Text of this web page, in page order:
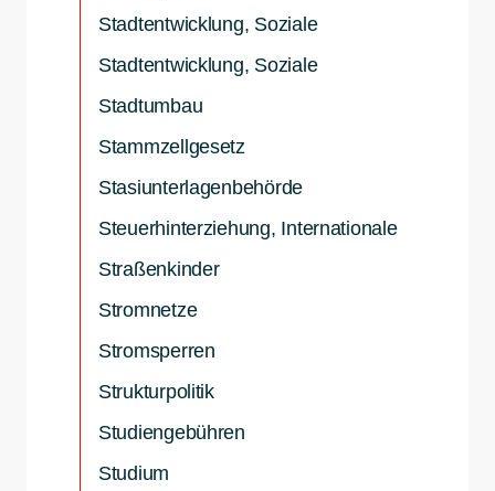
Stadtentwicklung, Soziale
Stadtentwicklung, Soziale
Stadtumbau
Stammzellgesetz
Stasiunterlagenbehörde
Steuerhinterziehung, Internationale
Straßenkinder
Stromnetze
Stromsperren
Strukturpolitik
Studiengebühren
Studium